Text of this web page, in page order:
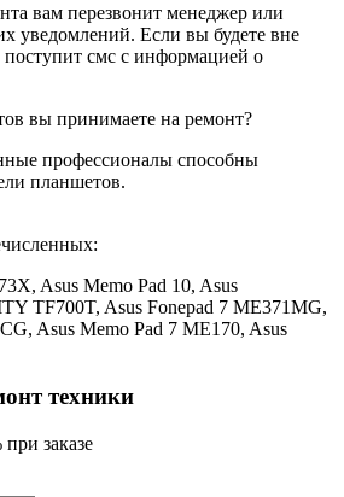
вам перезвонит менеджер или
уведомлений. Если вы будете вне
смс с информацией о
вы принимаете на ремонт?
профессионалы способны
планшетов.
Asus Memo Pad 10, Asus
TF700T, Asus Fonepad 7 ME371MG,
Asus Memo Pad 7 ME170, Asus
техники
заказе